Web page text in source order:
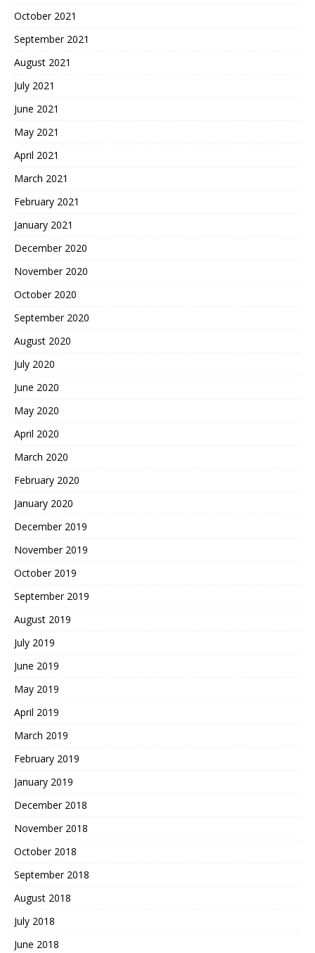
October 2021
September 2021
August 2021
July 2021
June 2021
May 2021
April 2021
March 2021
February 2021
January 2021
December 2020
November 2020
October 2020
September 2020
August 2020
July 2020
June 2020
May 2020
April 2020
March 2020
February 2020
January 2020
December 2019
November 2019
October 2019
September 2019
August 2019
July 2019
June 2019
May 2019
April 2019
March 2019
February 2019
January 2019
December 2018
November 2018
October 2018
September 2018
August 2018
July 2018
June 2018